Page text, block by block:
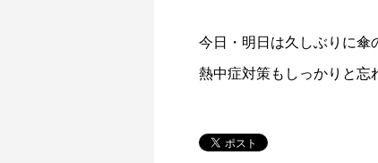
今日・明日は久しぶりに傘
熱中症対策もしっかりと忘